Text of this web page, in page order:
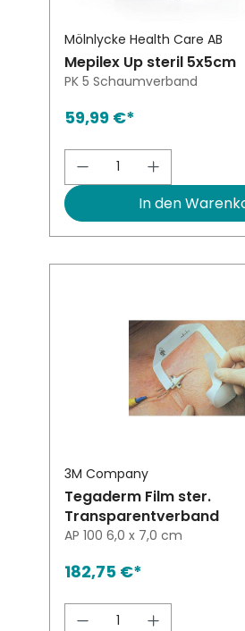
Mölnlycke Health Care AB
Mepilex Up steril 5x5cm
PK 5 Schaumverband
59,99 €*
Produkt Anzahl:
In den
3M Company
Tegaderm Film ster.
Transparentverband
AP 100 6,0 x 7,0 cm
182,75 €*
Produkt Anzahl: